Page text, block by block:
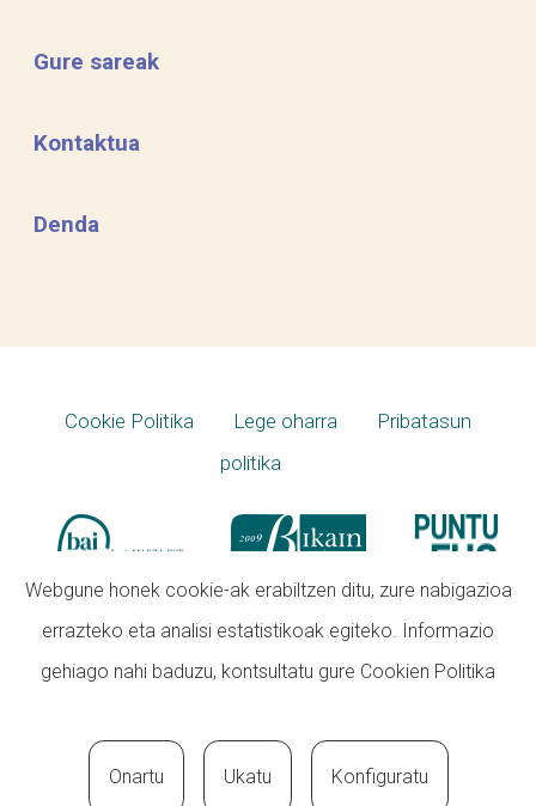
Gure sareak
Kontaktua
Denda
Cookie Politika Lege oharra
Pribatasun
politika
Webgune honek cookie-ak erabiltzen ditu, zure nabigazioa
errazteko eta analisi estatistikoak egiteko. Informazio
gehiago nahi baduzu, kontsultatu gure Cookien Politika
Onartu Ukatu Konfiguratu